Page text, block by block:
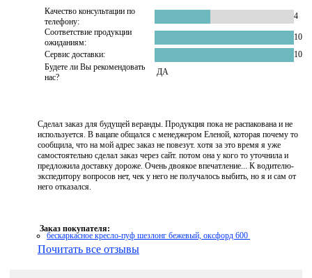
Качество консультации по
телефону:
4
Соответствие продукции
ожиданиям:
10
Сервис доставки:
10
Будете ли Вы рекомендовать
нас?
ДА
Сделал заказ для будущей веранды. Продукция пока не распакована и не
используется. В вацапе общался с менеджером Еленой, которая почему то
сообщила, что на мой адрес заказ не повезут. хотя за это время я уже
самостоятельно сделал заказ через сайт. потом она у кого то уточнила и
предложила доставку дороже. Очень двоякое впечатление... К водителю-
экспедитору вопросов нет, чек у него не получалось выбить, но я и сам от
него отказался.
Заказ покупателя:
бескаркасное кресло-пуф шезлонг бежевый, оксфорд 600
Почитать все отзывы